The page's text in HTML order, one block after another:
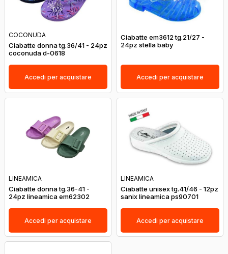
COCONUDA
Ciabatte donna tg.36/41 - 24pz
coconuda d-0618
Accedi per acquistare
Ciabatte em3612 tg.21/27 -
24pz stella baby
Accedi per acquistare
LINEAMICA
Ciabatte donna tg.36-41 -
24pz lineamica em62302
Accedi per acquistare
LINEAMICA
Ciabatte unisex tg.41/46 - 12pz
sanix lineamica ps90701
Accedi per acquistare